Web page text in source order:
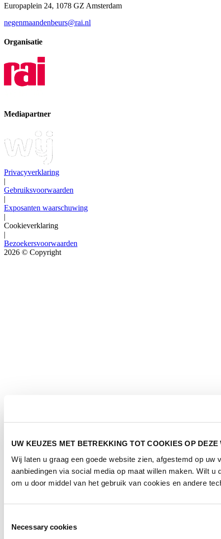
UW KEUZES MET BETREKKING TOT COOKIES OP DEZE
Wij laten u graag een goede website zien, afgestemd op
aanbiedingen via social media op maat willen maken. Wilt
om u door middel van het gebruik van cookies en andere
Necessary cookies
Europaplein 24, 1078 GZ Amsterdam
negenmaandenbeurs@rai.nl
Organisatie
Mediapartner
Privacyverklaring
|
Gebruiksvoorwaarden
|
Exposanten waarschuwing
|
Cookieverklaring
|
Bezoekersvoorwaarden
2026 © Copyright